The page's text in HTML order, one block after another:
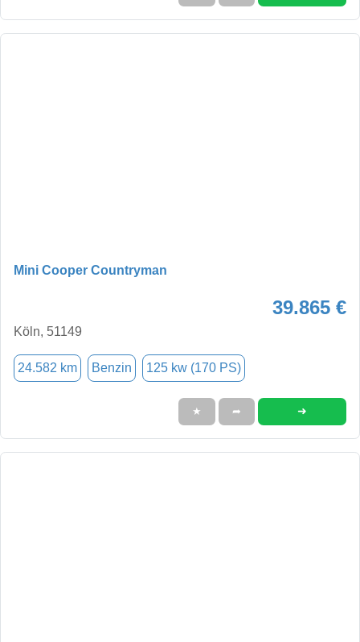
Mini Cooper Countryman
39.865 €
Köln, 51149
24.582 km Benzin 125 kw (170 PS)
★ ➦ ➜